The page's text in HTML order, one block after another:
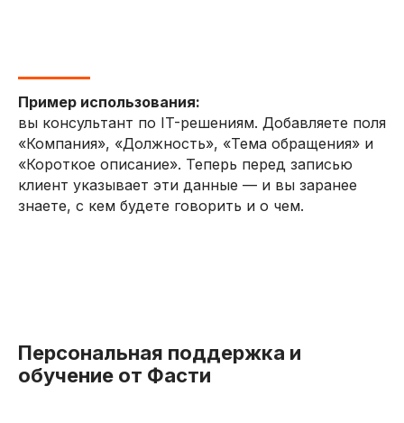
Пример использования:
вы консультант по IT-решениям. Добавляете поля
«Компания», «Должность», «Тема обращения» и
«Короткое описание». Теперь перед записью
клиент указывает эти данные — и вы заранее
знаете, с кем будете говорить и о чем.
Персональная поддержка и
обучение от Фасти